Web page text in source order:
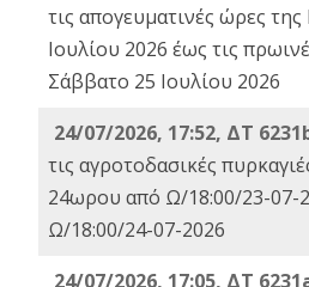
τις απογευματινές ώρες
Ιουλίου 2026 έως τις
Σάββατο 25 Ιουλίου 2026
24/07/2026, 17:52, ΔΤ
τις αγροτοδασικές
24ωρου από Ω/18:00/23-07-
Ω/18:00/24-07-2026
24/07/2026, 17:05, ΔΤ